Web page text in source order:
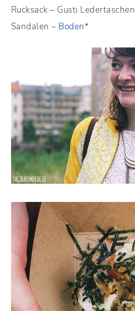
Rucksack – Gusti Ledertaschen
Sandalen – Boden*